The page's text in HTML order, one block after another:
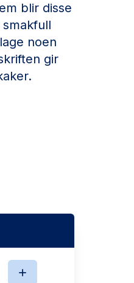
blir disse
noen
gir